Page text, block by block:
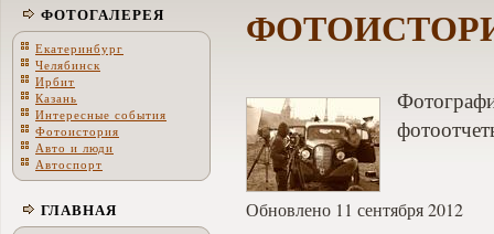
ФОТОГАЛЕРЕЯ
Екатеринбург
Челябинск
Ирбит
Казань
Интересные события
Фотоистория
Авто и люди
Автоспорт
ГЛАВНАЯ Обновлено 11 сентября 2012